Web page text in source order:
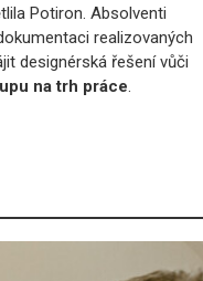
Potiron. Absolventi
realizovaných
designérská řešení vůči
na trh práce